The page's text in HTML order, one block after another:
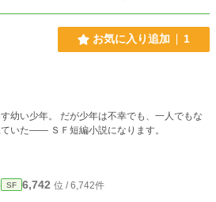
が死亡。あなた方が人類最後の希望だ」 帰る
クルーたち。彼らは任務を続けるしかない。磁
させながら前進する。 だが、天文学者リーの
気。行き場を失った彼ら。 副船長ラジェシュが
光年先の赤色矮星に居住可能惑星がある可能性
る。シンギュラリティ——AIが自我を獲得し
「ホープ」という名前を与え、対話を始め
お気に入り追加 1
幼い少年。 だが少年は不幸でも、一人でもな
いた―― ＳＦ短編小説になります。
SF 6,742 位 / 6,742件